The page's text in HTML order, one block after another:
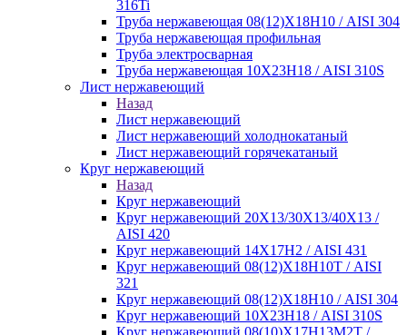
316Ti
Труба нержавеющая 08(12)Х18Н10 / AISI 304
Труба нержавеющая профильная
Труба электросварная
Труба нержавеющая 10Х23Н18 / AISI 310S
Лист нержавеющий
Назад
Лист нержавеющий
Лист нержавеющий холоднокатаный
Лист нержавеющий горячекатаный
Круг нержавеющий
Назад
Круг нержавеющий
Круг нержавеющий 20Х13/30Х13/40Х13 /
AISI 420
Круг нержавеющий 14Х17Н2 / AISI 431
Круг нержавеющий 08(12)Х18Н10Т / AISI
321
Круг нержавеющий 08(12)Х18Н10 / AISI 304
Круг нержавеющий 10Х23Н18 / AISI 310S
Круг нержавеющий 08(10)Х17Н13М2Т /